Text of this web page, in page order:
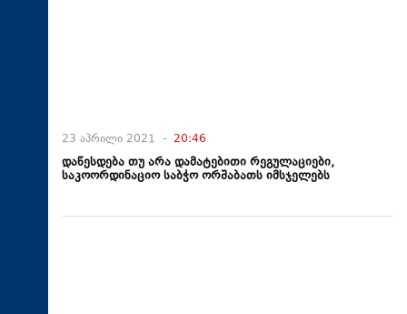
23 აპრილი 2021 - 20:46
დაწესდება თუ არა დამატებითი რეგულაციები,
საკოორდინაციო საბჭო ორშაბათს იმსჯელებს